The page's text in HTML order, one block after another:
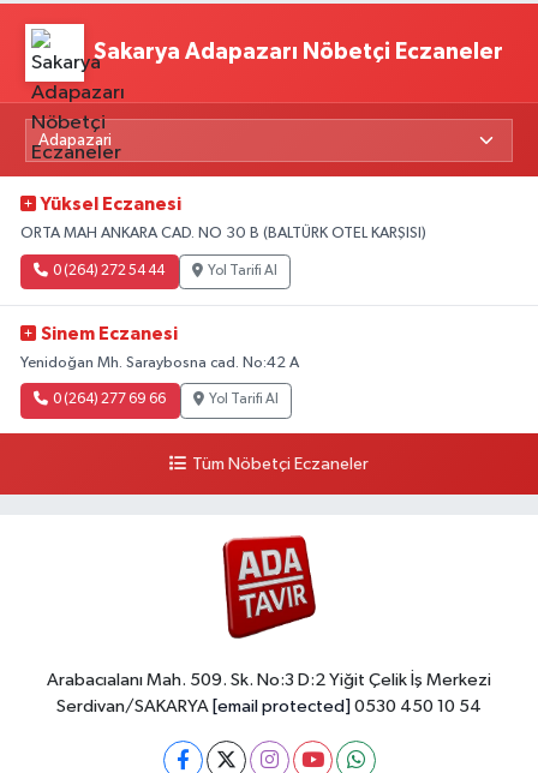
Sakarya Adapazarı Nöbetçi Eczaneler
Yüksel Eczanesi
ORTA MAH ANKARA CAD. NO 30 B (BALTÜRK OTEL KARŞISI)
0 (264) 272 54 44 Yol Tarifi Al
Sinem Eczanesi
Yenidoğan Mh. Saraybosna cad. No:42 A
0 (264) 277 69 66 Yol Tarifi Al
Tüm Nöbetçi Eczaneler
Arabacıalanı Mah. 509. Sk. No:3 D:2 Yiğit Çelik İş Merkezi
Serdivan/SAKARYA [email protected] 0530 450 10 54